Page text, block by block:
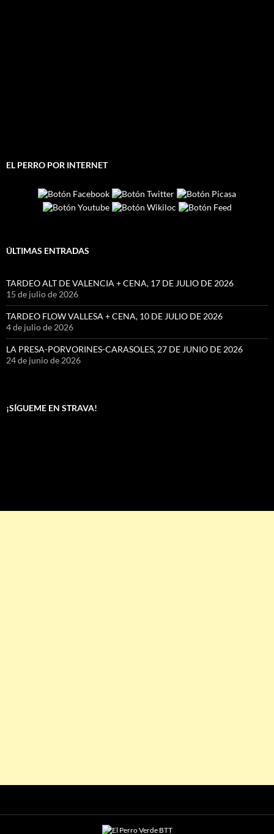
EL PERRO POR INTERNET
ÚLTIMAS ENTRADAS
TARDEO ALT DE VALENCIA + CENA, 17 DE JULIO DE 2026
15 de julio de 2026
TARDEO FLOW VALLESA + CENA, 10 DE JULIO DE 2026
4 de julio de 2026
LA PRESA-PORVORINES-CARASOLES, 27 DE JUNIO DE 2026
24 de junio de 2026
¡SÍGUEME EN STRAVA!